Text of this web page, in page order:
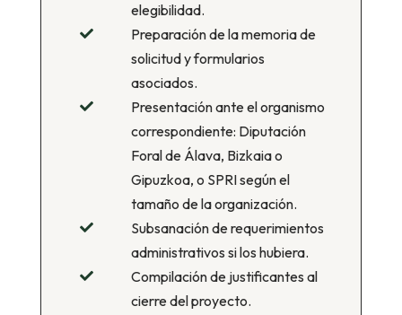
elegibilidad.

Preparación de la memoria de
solicitud y formularios
asociados.

Presentación ante el organismo
correspondiente: Diputación
Foral de Álava, Bizkaia o
Gipuzkoa, o SPRI según el
tamaño de la organización.

Subsanación de requerimientos
administrativos si los hubiera.

Compilación de justificantes al
cierre del proyecto.